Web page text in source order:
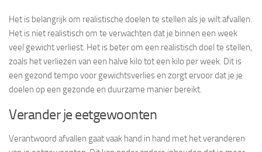
Het is belangrijk om realistische doelen te stellen als je wilt afvallen.
Het is niet realistisch om te verwachten dat je binnen een week
veel gewicht verliest. Het is beter om een realistisch doel te stellen,
zoals het verliezen van een halve kilo tot een kilo per week. Dit is
een gezond tempo voor gewichtsverlies en zorgt ervoor dat je je
doelen op een gezonde en duurzame manier bereikt.
Verander je eetgewoonten
Verantwoord afvallen gaat vaak hand in hand met het veranderen